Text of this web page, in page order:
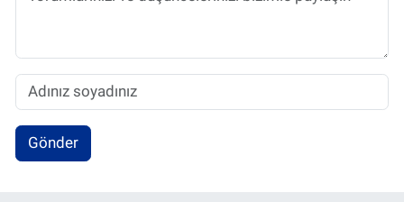
Gönder